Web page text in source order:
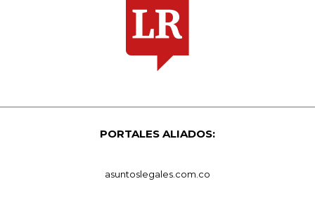
PORTALES ALIADOS:
asuntoslegales.com.co